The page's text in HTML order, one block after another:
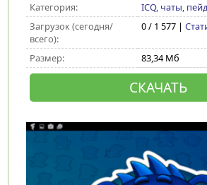
Категория:
ICQ, чаты,
Загрузок (сегодня/
всего):
0 / 1 577 |
Размер: 83,34 Мб
СКАЧАТЬ